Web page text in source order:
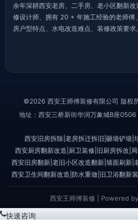
余年深耕西安老房、二手房、老小区翻新
修设计师、拥有 20 + 年施工经验的老师傅
房户型特点、水电改造难点、装修政策要求。
©2026 西安王师傅装修有限公司 版权
地址：西安三桥新街华润万象城B座
西安旧房拆除|老房拆迁拆旧|砸墙铲墙
西安厨房翻新改造|厨卫装修|旧厨房拆改|
西安旧房翻新|老旧小区改造翻新|墙面刷新
西安卫生间翻新改造|防水重做|旧卫浴翻新
西安王师傅装修 | Powered by
快速咨询